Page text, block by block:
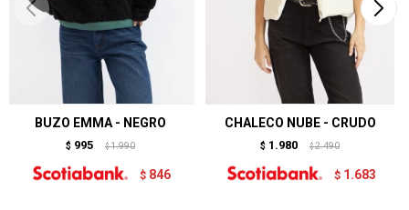
BUZO EMMA - NEGRO
$ 995 $ 1.990
$ 846
CHALECO NUBE - CRUDO
$ 1.980 $ 2.490
$ 1.683